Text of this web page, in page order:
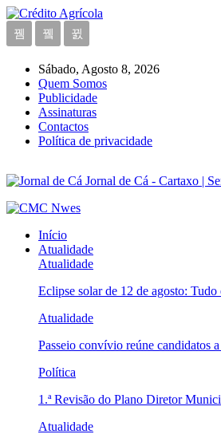
Sábado, Agosto 8, 2026
Quem Somos
Publicidade
Assinaturas
Contactos
Política de privacidade
Jornal de Cá - Cartaxo |
Início
Atualidade
Atualidade
Eclipse solar de 12 de agosto: Tudo
Atualidade
Passeio convívio reúne candidatos
Política
1.ª Revisão do Plano Diretor
Atualidade